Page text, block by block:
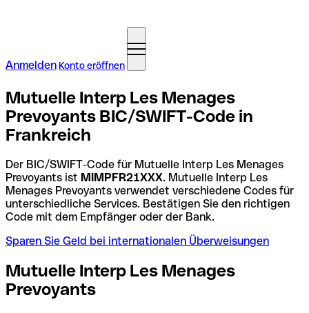
Anmelden Konto eröffnen
Mutuelle Interp Les Menages
Prevoyants BIC/SWIFT-Code in
Frankreich
Der BIC/SWIFT-Code für Mutuelle Interp Les Menages
Prevoyants ist MIMPFR21XXX. Mutuelle Interp Les
Menages Prevoyants verwendet verschiedene Codes für
unterschiedliche Services. Bestätigen Sie den richtigen
Code mit dem Empfänger oder der Bank.
Sparen Sie Geld bei internationalen Überweisungen
Mutuelle Interp Les Menages
Prevoyants